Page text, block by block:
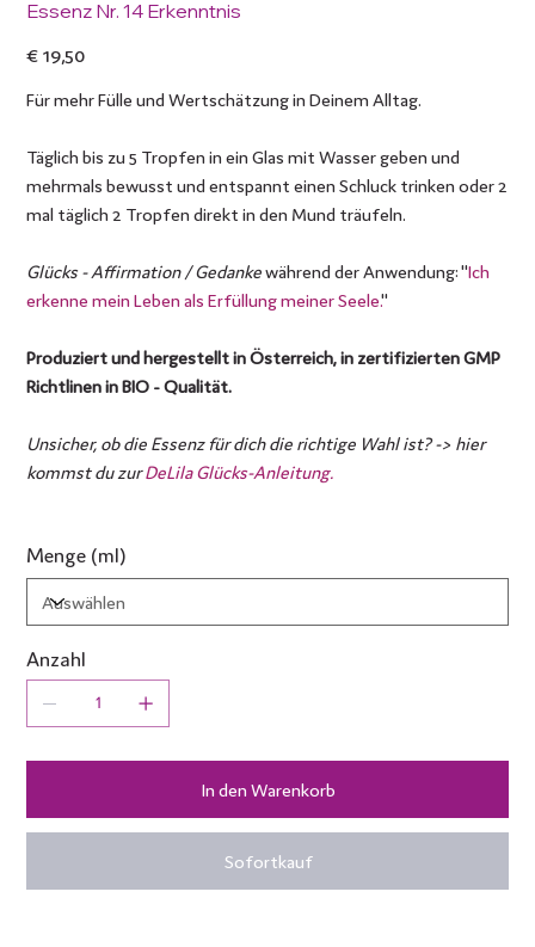
Essenz Nr. 14 Erkenntnis
€ 19,50
Für mehr Fülle und Wertschätzung in Deinem Alltag.
Täglich bis zu 5 Tropfen in ein Glas mit Wasser geben und
mehrmals bewusst und entspannt einen Schluck trinken oder 2
mal täglich 2 Tropfen direkt in den Mund träufeln.
Glücks - Affirmation / Gedankewährend der Anwendung: "Ich
erkenne mein Leben als Erfüllung meiner Seele."
Produziert und hergestellt in Österreich, in zertifizierten GMP
Richtlinen in BIO - Qualität.
Unsicher, ob die Essenz für dich die richtige Wahl ist? -> hier
kommst du zurDeLila Glücks-Anleitung.
Menge (ml)
Anzahl
In den Warenkorb
Sofortkauf